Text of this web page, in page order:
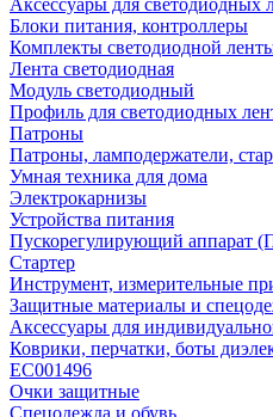
Аксессуары для светодиодных
Блоки питания, контроллеры
Комплекты светодиодной
Лента светодиодная
Модуль светодиодный
Профиль для светодиодных
Патроны
Патроны, ламподержатели,
Умная техника для дома
Электрокарнизы
Устройства питания
Пускорегулирующий аппарат
Стартер
Инструмент, измерительные
Защитные материалы и
Аксессуары для
Коврики, перчатки, боты
EC001496
Очки защитные
Спецодежда и обувь